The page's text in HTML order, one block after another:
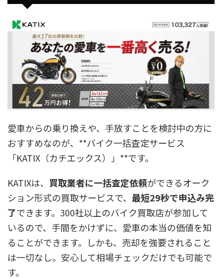
愛車からの乗り換えや、手放すことを検討中の方に
おすすめなのが、**バイク一括査定サービス
「KATIX（カチエックス）」**です。
KATIXは、 買取業者に一括査定依頼ができるオーク
ション形式の買取サービスで、 最短29秒で申込み完
了できます。300社以上のバイク買取店が参加して
いるので、手間をかけずに、愛車の本当の価値を知
ることができます。しかも、売却を強要されること
は一切なし。安心して相場チェックだけでも可能で
す。